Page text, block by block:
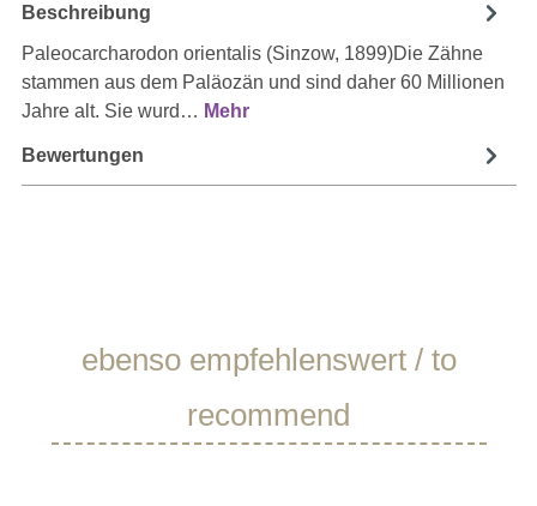
Beschreibung
Paleocarcharodon orientalis (Sinzow, 1899)Die Zähne
stammen aus dem Paläozän und sind daher 60 Millionen
Jahre alt. Sie wurd… Mehr
Bewertungen
Produktgalerie überspringen
ebenso empfehlenswert / to
recommend